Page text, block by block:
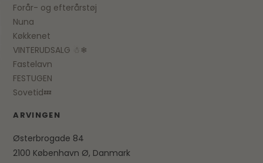
Forår- og efterårstøj
Nuna
Køkkenet
VINTERUDSALG ☃❄
Fastelavn
FESTUGEN
Sovetid💤
ARVINGEN
Østerbrogade 84
2100 København Ø, Danmark